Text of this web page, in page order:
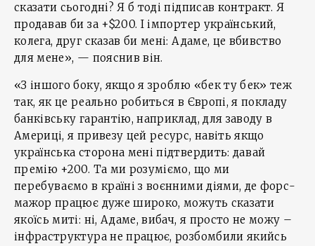
сказати сьогодні? Я б тоді підписав контракт. Я
продавав би за +$200. І імпортер український,
колега, друг сказав би мені: Адаме, це вбивство
для мене», — пояснив він.
«З іншого боку, якщо я зроблю «бек ту бек» теж
так, як це реально робиться в Європі, я покладу
банківську гарантію, наприклад, для заводу в
Америці, я привезу цей ресурс, навіть якщо
українська сторона мені підтвердить: давай
премію +200. Та ми розуміємо, що ми
перебуваємо в країні з воєнними діями, де форс-
мажор працює дуже широко, можуть сказати
якоїсь миті: ні, Адаме, вибач, я просто не можу –
інфраструктура не працює, розбомбили якийсь